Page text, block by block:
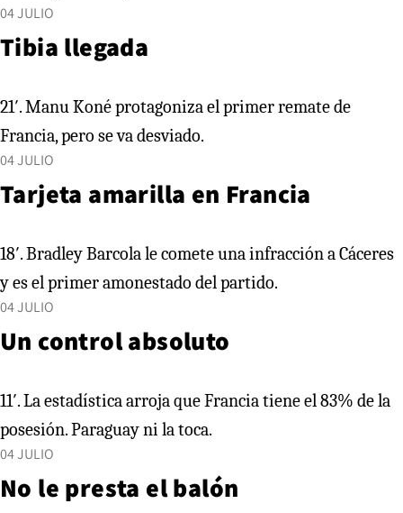
04 JULIO
Tibia llegada
21′. Manu Koné protagoniza el primer remate de
Francia, pero se va desviado.
04 JULIO
Tarjeta amarilla en Francia
18′. Bradley Barcola le comete una infracción a Cáceres
y es el primer amonestado del partido.
04 JULIO
Un control absoluto
11′. La estadística arroja que Francia tiene el 83% de la
posesión. Paraguay ni la toca.
04 JULIO
No le presta el balón